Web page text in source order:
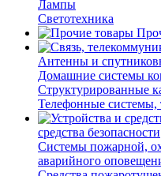
Лампы
Светотехника
Антенны и
Домашние системы
Структурированные
Телефонные системы,
средства безопасности
Системы пожарной,
аварийного